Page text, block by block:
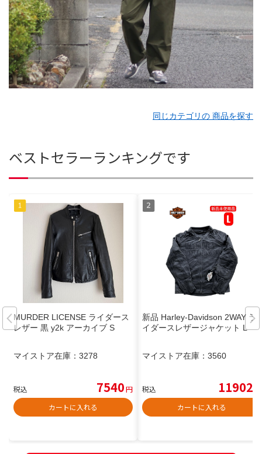
同じカテゴリの 商品を探す
ベストセラーランキングです
MURDER LICENSE ライダース
レザー 黒 y2k アーカイブ S
マイストア在庫： 3278
税込 7540円
カートに入れる
新品 Harley-Davidson 2WAY ラ
イダースレザージャケット L
マイストア在庫： 3560
税込 11902
カートに入れる